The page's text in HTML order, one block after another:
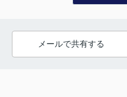
メールで共有する